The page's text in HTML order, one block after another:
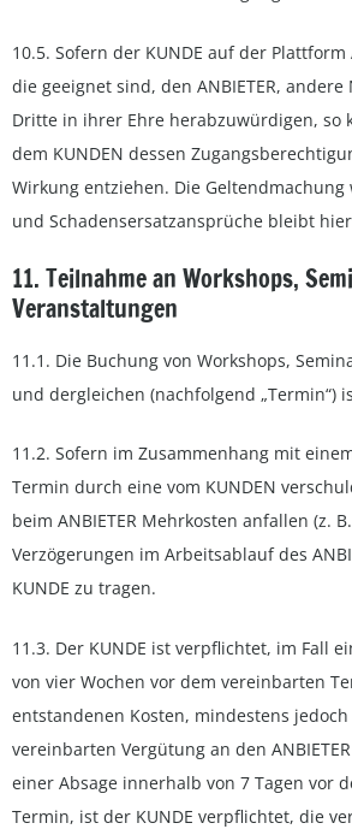
10.5. Sofern der KUNDE auf der
die geeignet sind, den ANBIETER,
Dritte in ihrer Ehre herabzuwürdigen, so
dem KUNDEN dessen
Wirkung entziehen. Die
und Schadensersatzansprüche bleibt
11. Teilnahme an Workshops,
Veranstaltungen
11.1. Die Buchung von Workshops,
und dergleichen (nachfolgend „Termin“)
11.2. Sofern im Zusammenhang mit
Termin durch eine vom KUNDEN
beim ANBIETER Mehrkosten anfallen (z.
Verzögerungen im Arbeitsablauf des
KUNDE zu tragen.
11.3. Der KUNDE ist verpflichtet, im Fall
von vier Wochen vor dem vereinbarten
entstandenen Kosten, mindestens jedoch
vereinbarten Vergütung an den
einer Absage innerhalb von 7 Tagen vor
Termin, ist der KUNDE verpflichtet, die